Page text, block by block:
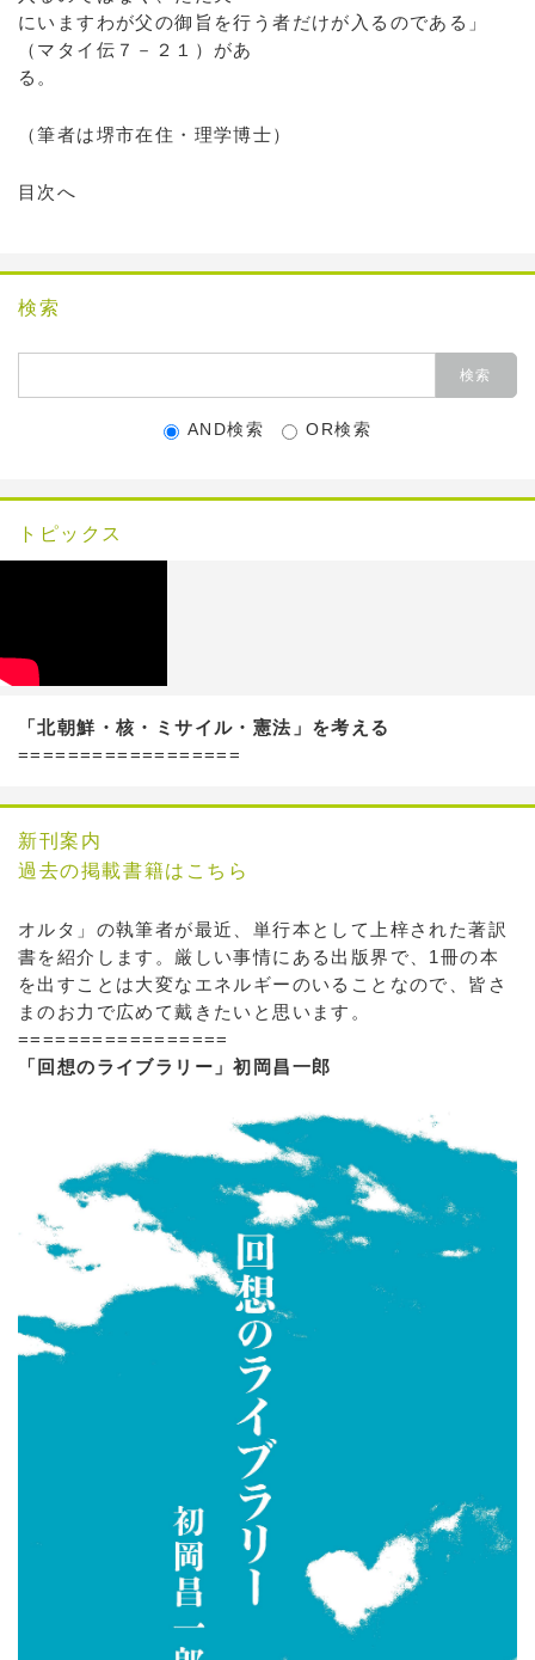
にいますわが父の御旨を行う者だけが入るのである」
（マタイ伝７－２１）があ
る。
（筆者は堺市在住・理学博士）
目次へ
検索
AND検索 OR検索
トピックス
「北朝鮮・核・ミサイル・憲法」を考える
==================
新刊案内
過去の掲載書籍はこちら
オルタ」の執筆者が最近、単行本として上梓された著訳
書を紹介します。厳しい事情にある出版界で、1冊の本
を出すことは大変なエネルギーのいることなので、皆さ
まのお力で広めて戴きたいと思います。
=================
「回想のライブラリー」初岡昌一郎